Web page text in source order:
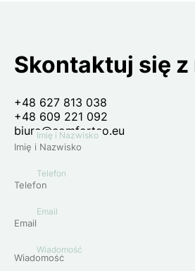
Skontaktuj się z
+48 627 813 038
+48 609 221 092
biuro@comforteo.eu
Imię i Nazwisko
Telefon
Email
Wiadomość